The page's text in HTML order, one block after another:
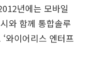
년에는 모바일
와 함께 통합솔루
와이어리스 엔터프